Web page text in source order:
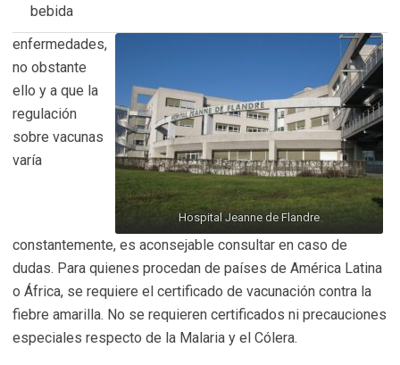
bebida
Hospital Jeanne de Flandre
enfermedades,
no obstante
ello y a que la
regulación
sobre vacunas
varía
constantemente, es aconsejable consultar en caso de
dudas. Para quienes procedan de países de América Latina
o África, se requiere el certificado de vacunación contra la
fiebre amarilla. No se requieren certificados ni precauciones
especiales respecto de la Malaria y el Cólera.